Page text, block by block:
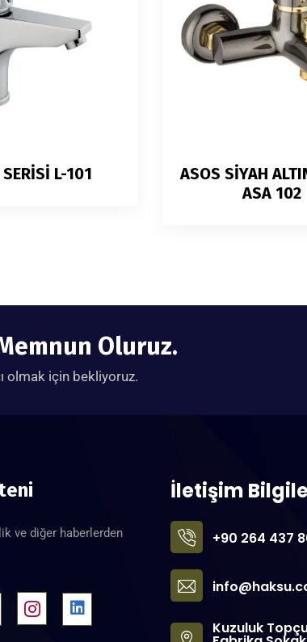
L-101
ASOS SİYAH
ASA 102
Oluruz.
olmak için bekliyoruz.
ve diğer haberlerden
İletişim
+90 264 437
Kuzuluk